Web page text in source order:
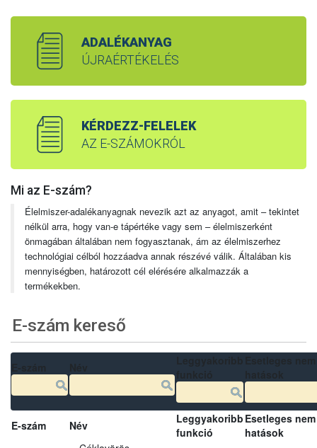
ADALÉKANYAG
ÚJRAÉRTÉKELÉS
KÉRDEZZ-FELELEK
AZ E-SZÁMOKRÓL
Mi az E-szám?
Élelmiszer-adalékanyagnak nevezik azt az anyagot, amit – tekintet
nélkül arra, hogy van-e tápértéke vagy sem – élelmiszerként
önmagában általában nem fogyasztanak, ám az élelmiszerhez
technológiai célból hozzáadva annak részévé válik. Általában kis
mennyiségben, határozott cél elérésére alkalmazzák a
termékekben.
E-szám kereső
E-szám Név
Leggyakoribb
funkció
Esetleges
hatások